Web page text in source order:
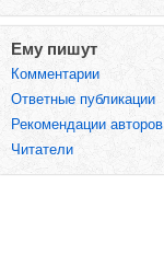
Ему пишут
Комментарии
Ответные публикации
Рекомендации авторов
Читатели